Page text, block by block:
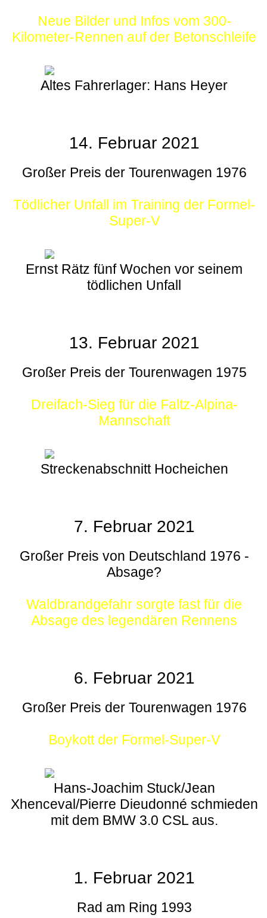
Neue Bilder und Infos vom 300-
Kilometer-Rennen auf der Betonschleife
Altes Fahrerlager: Hans Heyer
14. Februar 2021
Großer Preis der Tourenwagen 1976
Tödlicher Unfall im Training der Formel-
Super-V
Ernst Rätz fünf Wochen vor seinem
tödlichen Unfall
13. Februar 2021
Großer Preis der Tourenwagen 1975
Dreifach-Sieg für die Faltz-Alpina-
Mannschaft
Streckenabschnitt Hocheichen
7. Februar 2021
Großer Preis von Deutschland 1976 -
Absage?
Waldbrandgefahr sorgte fast für die
Absage des legendären Rennens
6. Februar 2021
Großer Preis der Tourenwagen 1976
Boykott der Formel-Super-V
Hans-Joachim Stuck/Jean
Xhenceval/Pierre Dieudonné schmieden
mit dem BMW 3.0 CSL aus.
1. Februar 2021
Rad am Ring 1993